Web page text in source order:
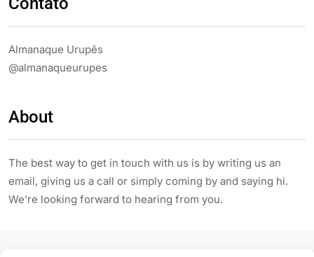
Almanaque Urupês
@almanaqueurupes
About
The best way to get in touch with us is by writing us an
email, giving us a call or simply coming by and saying hi.
We’re looking forward to hearing from you.